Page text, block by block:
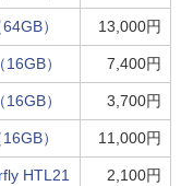
） 13,000円
） 7,400円
） 3,700円
） 11,000円
HTL21 2,100円